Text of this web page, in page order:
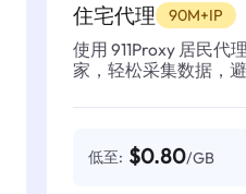
住宅代理 90M+IP
使用 911Proxy 居民代
家，轻松采集数据，避
低至: $0.80/GB